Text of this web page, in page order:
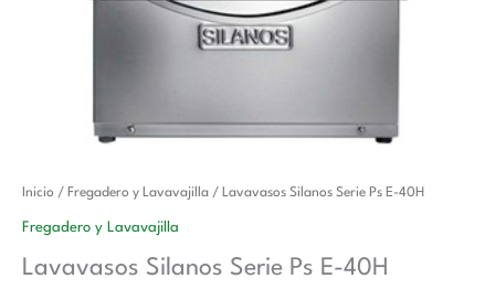
Inicio / Fregadero y Lavavajilla / Lavavasos Silanos Serie Ps E-40H
Fregadero y Lavavajilla
Lavavasos Silanos Serie Ps E-40H
El
precio
era:
El
es:
Lavavasos
Silanos
Ps